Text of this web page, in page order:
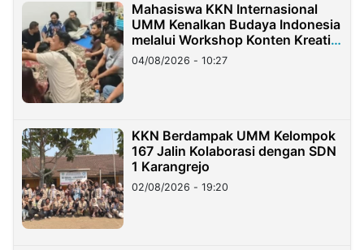
Mahasiswa KKN Internasional
UMM Kenalkan Budaya Indonesia
melalui Workshop Konten Kreatif
di Taiwan
04/08/2026 - 10:27
KKN Berdampak UMM Kelompok
167 Jalin Kolaborasi dengan SDN
1 Karangrejo
02/08/2026 - 19:20